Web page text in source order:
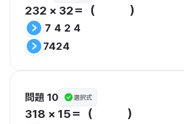
232 × 32＝（　　　）
７４２４
7424
問題 10 選択式
318 × 15＝（　　　）